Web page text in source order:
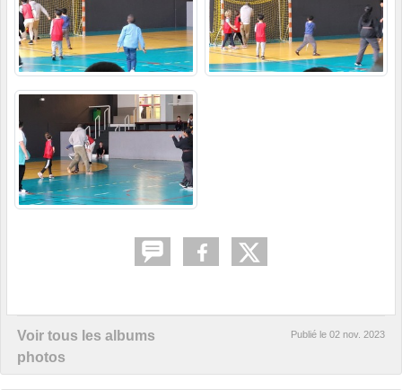
Voir tous les albums
photos
Publié le 02 nov. 2023